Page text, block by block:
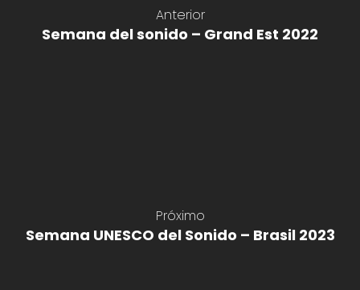
Anterior
Semana del sonido – Grand Est 2022
Próximo
Semana UNESCO del Sonido – Brasil 2023